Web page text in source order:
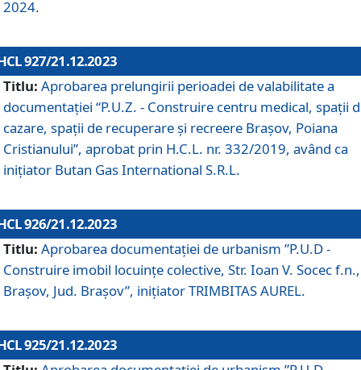
2024.
927/21.12.2023
Titlu: Aprobarea prelungirii perioadei de valabilitate a
documentaţiei “P.U.Z. - Construire centru medical, spații
cazare, spații de recuperare și recreere Brașov, Poiana
Cristianului”, aprobat prin H.C.L. nr. 332/2019, având ca
inițiator Butan Gas International S.R.L.
926/21.12.2023
Titlu: Aprobarea documentaţiei de urbanism ”P.U.D -
Construire imobil locuințe colective, Str. Ioan V. Socec f.n.,
Brașov, Jud. Brașov”, inițiator TRIMBITAS AUREL.
925/21.12.2023